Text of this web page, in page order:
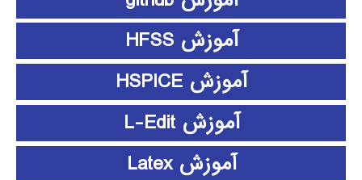
آموزش HFSS
آموزش HSPICE
آموزش L-Edit
آموزش Latex